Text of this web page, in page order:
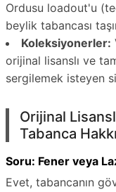
Ordusu loadout'u
beylik tabancası
Koleksiyonerler:
orijinal lisanslı ve
sergilemek isteyen
Orijinal
Tabanca
Soru: Fener veya
Evet, tabancanın